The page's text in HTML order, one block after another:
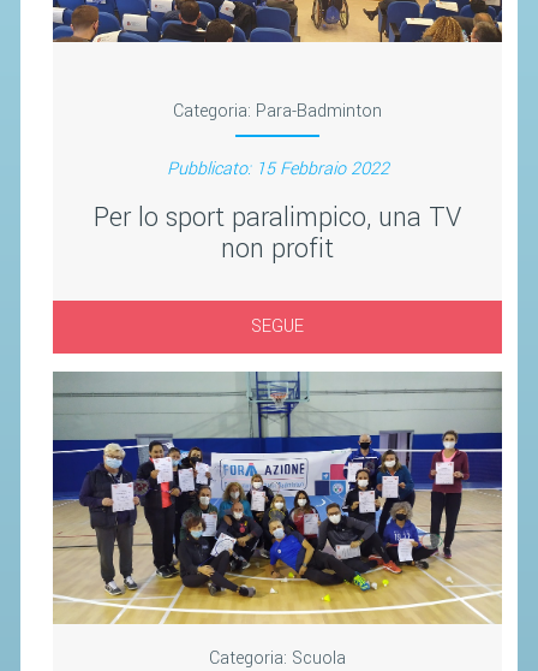
Categoria: Para-Badminton
Pubblicato: 15 Febbraio 2022
Per lo sport paralimpico, una TV
non profit
SEGUE
Categoria: Scuola